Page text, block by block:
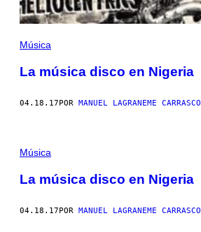
Música
La música disco en Nigeria
04.18.17POR MANUEL LAGRANEME CARRASCO
Música
La música disco en Nigeria
04.18.17POR MANUEL LAGRANEME CARRASCO